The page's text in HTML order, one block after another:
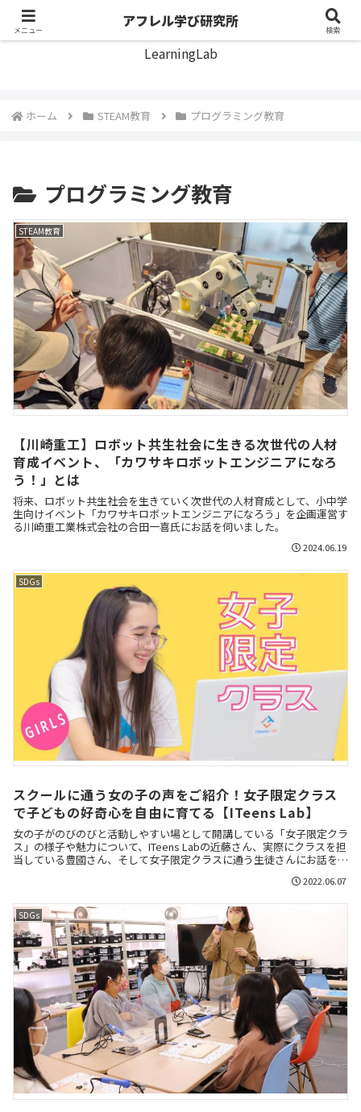
アフレル学び研究所
LearningLab
ホーム STEAM教育 プログラミング教育
プログラミング教育
STEAM教育
【川崎重工】ロボット共生社会に生きる次世代の人材
育成イベント、「カワサキロボットエンジニアになろ
う！」とは
将来、ロボット共生社会を生きていく次世代の人材育成として、小中学
生向けイベント「カワサキロボットエンジニアになろう」を企画運営す
る川崎重工業株式会社の合田一喜氏にお話を伺いました。
2024.06.19
SDGs
スクールに通う女の子の声をご紹介！女子限定クラス
で子どもの好奇心を自由に育てる【ITeens Lab】
女の子がのびのびと活動しやすい場として開講している「女子限定クラ
ス」の様子や魅力について、ITeens Labの近藤さん、実際にクラスを担
当している豊國さん、そして女子限定クラスに通う生徒さんにお話を伺
2022.06.07
SDGs
メニュー
アフレル学び研究所
検索